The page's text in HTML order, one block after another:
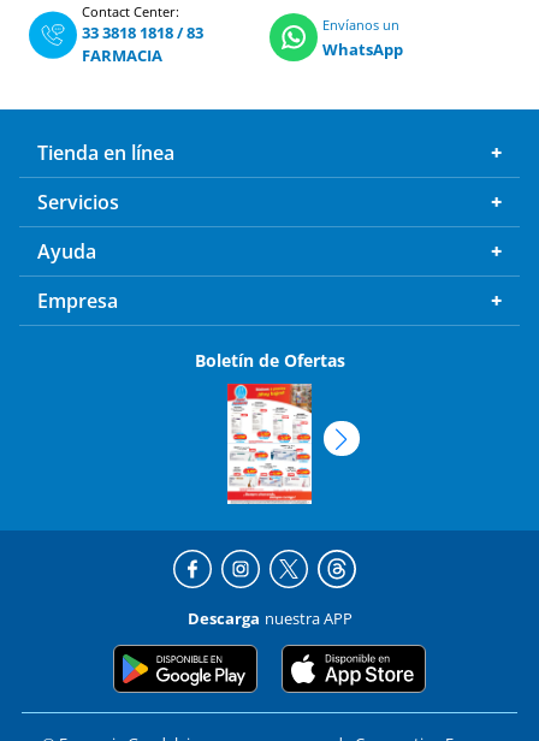
Contact Center:
33 3818 1818/83
FARMACIA
Envíanos un
WhatsApp
Tienda en línea
Servicios
Ayuda
Empresa
Boletín de Ofertas
Descarga nuestra APP